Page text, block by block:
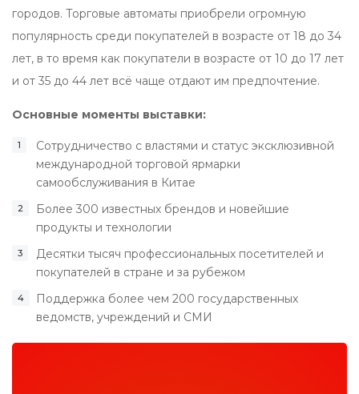
городов. Торговые автоматы приобрели огромную
популярность среди покупателей в возрасте от 18 до 34
лет, в то время как покупатели в возрасте от 10 до 17 лет
и от 35 до 44 лет всё чаще отдают им предпочтение.
Основные моменты выставки:
Сотрудничество с властями и статус эксклюзивной
международной торговой ярмарки
самообслуживания в Китае
Более 300 известных брендов и новейшие
продукты и технологии
Десятки тысяч профессиональных посетителей и
покупателей в стране и за рубежом
Поддержка более чем 200 государственных
ведомств, учреждений и СМИ